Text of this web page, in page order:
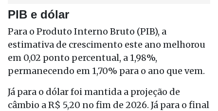
PIB e dólar
Para o Produto Interno Bruto (PIB), a
estimativa de crescimento este ano melhorou
em 0,02 ponto percentual, a 1,98%,
permanecendo em 1,70% para o ano que vem.
Já para o dólar foi mantida a projeção de
câmbio a R$ 5,20 no fim de 2026. Já para o final